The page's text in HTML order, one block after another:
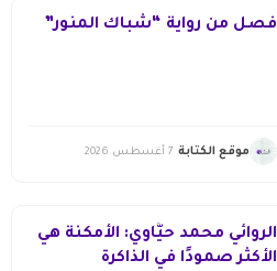
فصل من رواية “شباك المنور”
موقع الكتابة 7 أغسطس 2026
الروائي محمد حيَّاوي: الأمكنة هي
الأكثر صمودًا في الذاكرة